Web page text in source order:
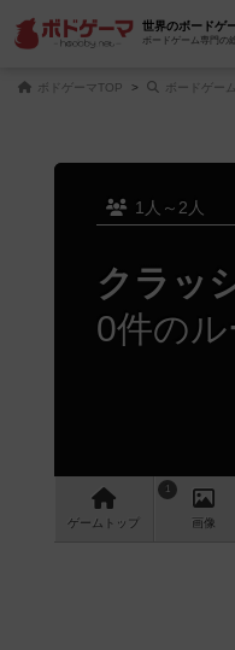
世界のボードゲ
ボードゲーム専門の
ボドゲーマTOP ボードゲー
1人～2人
クラッ
0件の
ゲーム トップ
1
画像